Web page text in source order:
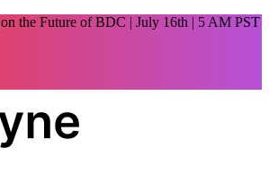
the Future of BDC | July 16th | 5 AM PST